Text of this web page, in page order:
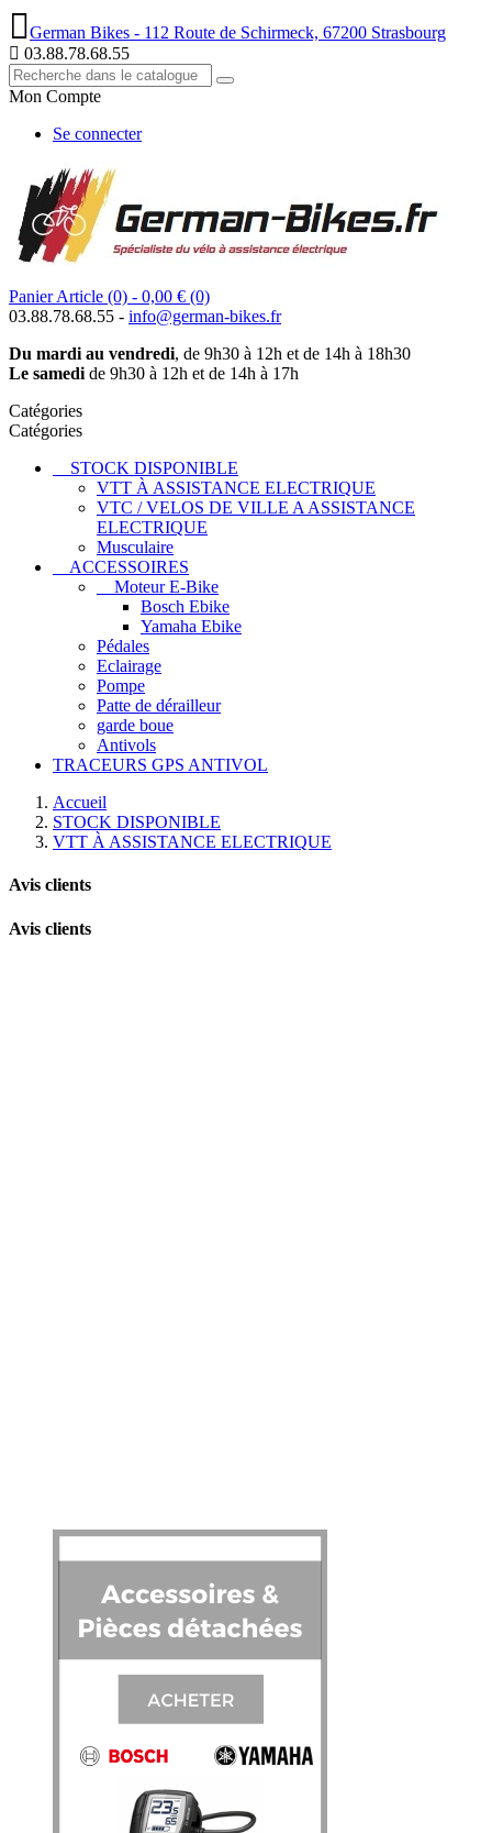
German Bikes - 112 Route de Schirmeck, 67200 Strasbourg
03.88.78.68.55
Mon Compte
Se connecter
Panier Article (0) - 0,00 € (0)
03.88.78.68.55 - info@german-bikes.fr
Du mardi au vendredi, de 9h30 à 12h et de 14h à 18h30
Le samedi de 9h30 à 12h et de 14h à 17h
Catégories
Catégories
STOCK DISPONIBLE
VTT À ASSISTANCE ELECTRIQUE
VTC / VELOS DE VILLE A ASSISTANCE
ELECTRIQUE
Musculaire
ACCESSOIRES
Moteur E-Bike
Bosch Ebike
Yamaha Ebike
Pédales
Eclairage
Pompe
Patte de dérailleur
garde boue
Antivols
TRACEURS GPS ANTIVOL
Accueil
STOCK DISPONIBLE
VTT À ASSISTANCE ELECTRIQUE
Avis clients
Avis clients